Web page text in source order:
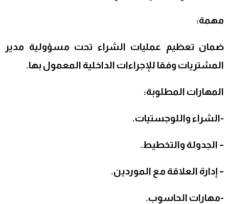
مهمة:
ضمان تعظيم عمليات الشراء تحت مسؤولية مدير
المشتريات وفقا للإجراءات الداخلية المعمول بها.
المهارات المطلوبة:
-الشراء واللوجستيات.
– الجدولة والتخطيط.
– إدارة العلاقة مع الموردين.
-مهارات الحاسوب.